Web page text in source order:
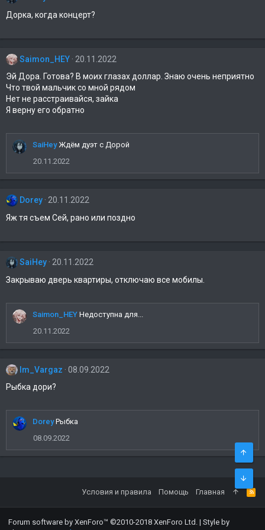
Дорка, когда концерт?
Saimon_HEY
20.11.2022
Эй Дора. Готова? В моих глазах доллар. Знаю очень неприятно
Что твой мальчик со мной рядом
Нет не расстраивайся, зайка
Я верну его обратно
SaiHey Ждём дуэт с Дорой
20.11.2022
Dorey 20.11.2022
Яж тя съем Сей, рано или поздно
SaiHey
20.11.2022
Закрываю дверь квартиры, отключаю все мобилы.
Saimon_HEY Недоступна для...
20.11.2022
Im_Vargaz
08.09.2022
Рыбка дори?
Dorey Рыбка
08.09.2022
Условия и правила Помощь Главная
Forum software by XenForo™ ©2010-2018 XenForo Ltd. | Style by